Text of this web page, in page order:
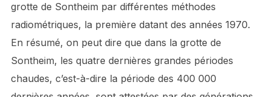
grotte de Sontheim par différentes méthodes
radiométriques, la première datant des années 1970.
En résumé, on peut dire que dans la grotte de
Sontheim, les quatre dernières grandes périodes
chaudes, c’est-à-dire la période des 400 000